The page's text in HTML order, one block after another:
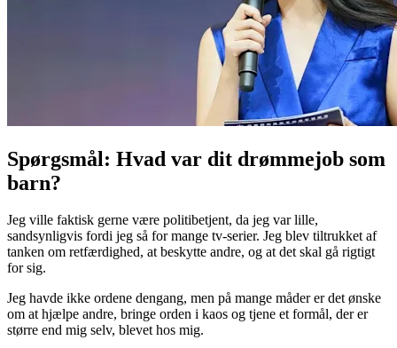
Spørgsmål: Hvad var dit drømmejob som
barn?
Jeg ville faktisk gerne være politibetjent, da jeg var lille,
sandsynligvis fordi jeg så for mange tv-serier. Jeg blev tiltrukket af
tanken om retfærdighed, at beskytte andre, og at det skal gå rigtigt
for sig.
Jeg havde ikke ordene dengang, men på mange måder er det ønske
om at hjælpe andre, bringe orden i kaos og tjene et formål, der er
større end mig selv, blevet hos mig.